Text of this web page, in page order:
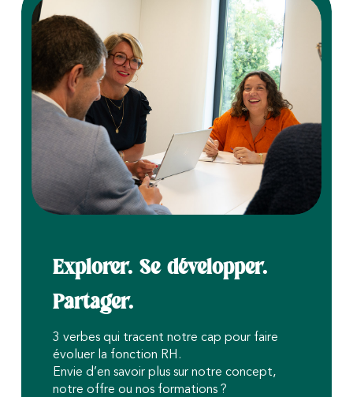
vous invitons à consulter notre page
Nos formations pour explorer les
thématiques et voir si elles
correspondent à votre parcours. Nous
pouvons également en échanger.
Explorer. Se développer.
Partager.
3 verbes qui tracent notre cap pour faire
évoluer la fonction RH.
Envie d’en savoir plus sur notre concept,
notre offre ou nos formations ?